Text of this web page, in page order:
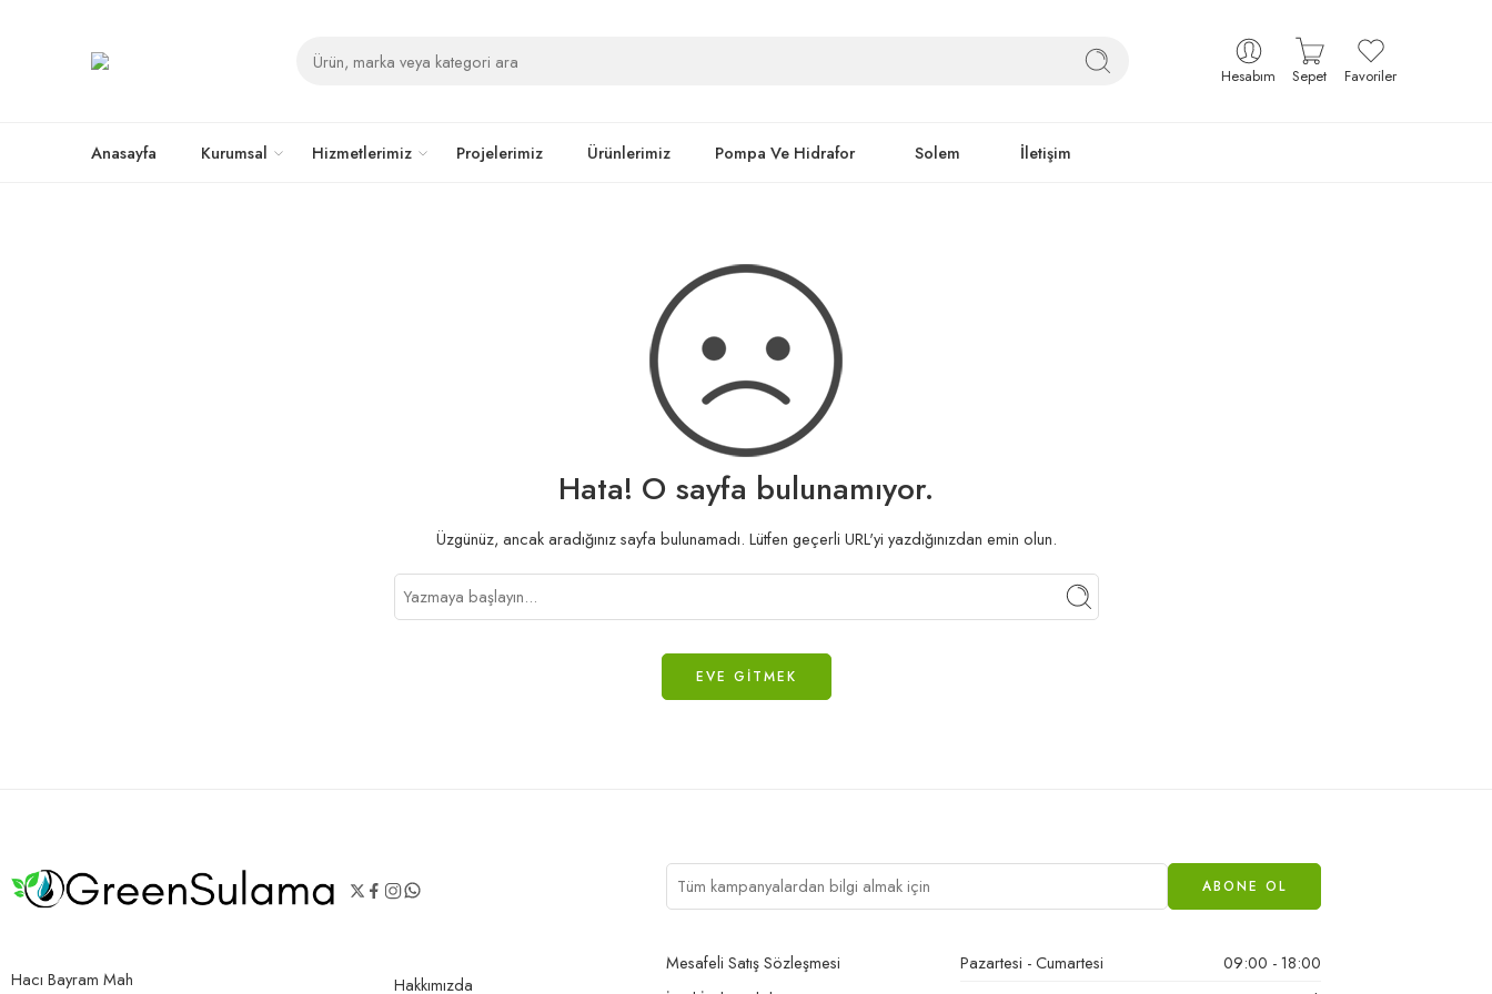
Hesabım Sepet Favoriler
Anasayfa Kurumsal Hizmetlerimiz Projelerimiz Ürünlerimiz Pompa Ve Hidrafor Solem İletişim
Hata! O sayfa bulunamıyor.
Üzgünüz, ancak aradığınız sayfa bulunamadı. Lütfen geçerli URL'yi yazdığınızdan emin olun.
EVE GİTMEK
Hacı Bayram Mah Hakkımızda
Mesafeli Satış Sözleşmesi
Pazartesi - Cumartesi
09:00 - 18:00